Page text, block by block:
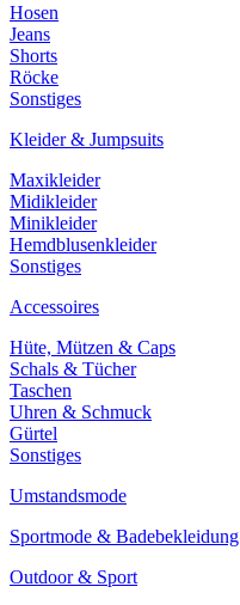
Hosen
Jeans
Shorts
Röcke
Sonstiges
Kleider & Jumpsuits
Maxikleider
Midikleider
Minikleider
Hemdblusenkleider
Sonstiges
Accessoires
Hüte, Mützen & Caps
Schals & Tücher
Taschen
Uhren & Schmuck
Gürtel
Sonstiges
Umstandsmode
Sportmode & Badebekleidung
Outdoor & Sport